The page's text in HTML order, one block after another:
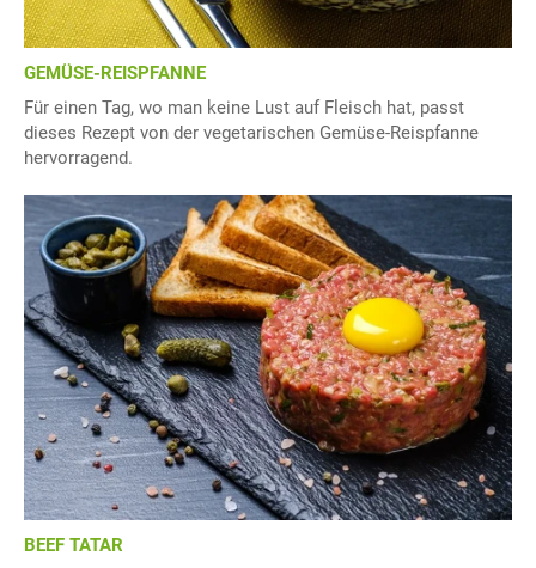
GEMÜSE-REISPFANNE
Für einen Tag, wo man keine Lust auf Fleisch hat, passt
dieses Rezept von der vegetarischen Gemüse-Reispfanne
hervorragend.
BEEF TATAR